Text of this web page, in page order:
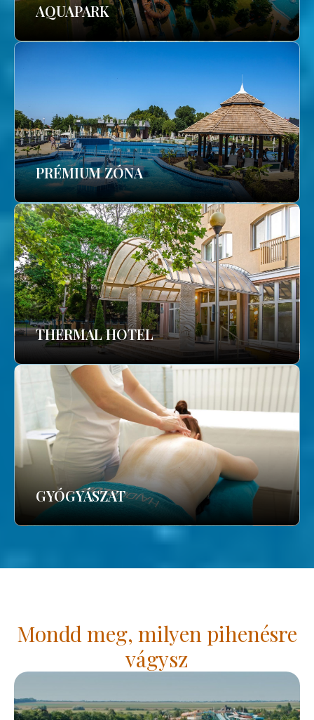
AQUAPARK
PRÉMIUM ZÓNA
THERMAL HOTEL
GYÓGYÁSZAT
Mondd meg, milyen pihenésre
vágysz